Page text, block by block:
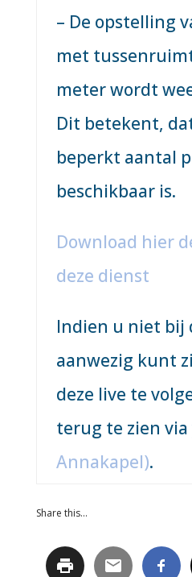
– De opstelling
met
meter wordt
Dit betekent,
beperkt aantal
beschikbaar is.
Download hier
deze dienst
Indien u niet bij
aanwezig kunt
deze live te
terug te zien via
Annakapel).
Share this…